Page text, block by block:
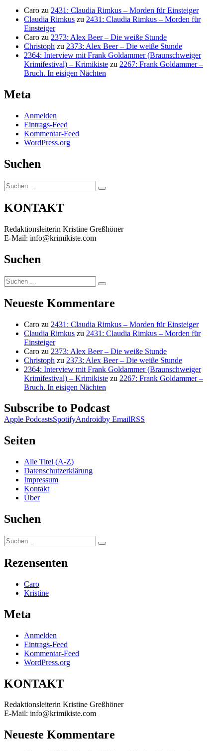
Caro zu 2431: Claudia Rimkus – Morden für Einsteiger
Claudia Rimkus zu 2431: Claudia Rimkus – Morden für
Einsteiger
Caro zu 2373: Alex Beer – Die weiße Stunde
Christoph zu 2373: Alex Beer – Die weiße Stunde
2364: Interview mit Frank Goldammer (Braunschweiger
Krimifestival) – Krimikiste zu 2267: Frank Goldammer –
Bruch. In eisigen Nächten
Meta
Anmelden
Eintrags-Feed
Kommentar-Feed
WordPress.org
Suchen
Suchen
nach:
Suchen
KONTAKT
Redaktionsleiterin Kristine Greßhöner
E-Mail: info@krimikiste.com
Suchen
Suchen
nach:
Suchen
Neueste Kommentare
Caro zu 2431: Claudia Rimkus – Morden für Einsteiger
Claudia Rimkus zu 2431: Claudia Rimkus – Morden für
Einsteiger
Caro zu 2373: Alex Beer – Die weiße Stunde
Christoph zu 2373: Alex Beer – Die weiße Stunde
2364: Interview mit Frank Goldammer (Braunschweiger
Krimifestival) – Krimikiste zu 2267: Frank Goldammer –
Bruch. In eisigen Nächten
Subscribe to Podcast
Apple PodcastsSpotifyAndroidby EmailRSS
Seiten
Alle Titel (A-Z)
Datenschutzerklärung
Impressum
Kontakt
Über
Suchen
Suchen
nach:
Suchen
Rezensenten
Caro
Kristine
Meta
Anmelden
Eintrags-Feed
Kommentar-Feed
WordPress.org
KONTAKT
Redaktionsleiterin Kristine Greßhöner
E-Mail: info@krimikiste.com
Neueste Kommentare